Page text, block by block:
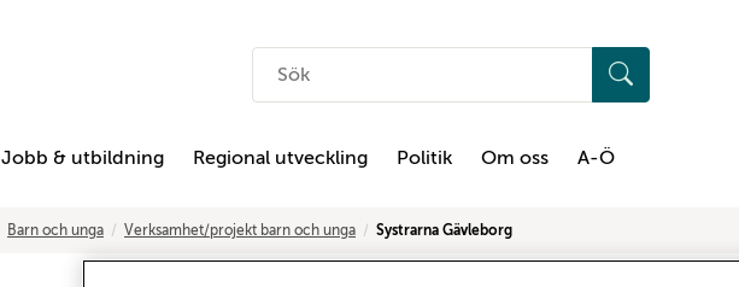
Jobb & utbildning Regional utveckling Politik Om oss A-Ö
Barn och unga Verksamhet/projekt barn och unga Systrarna Gävleborg